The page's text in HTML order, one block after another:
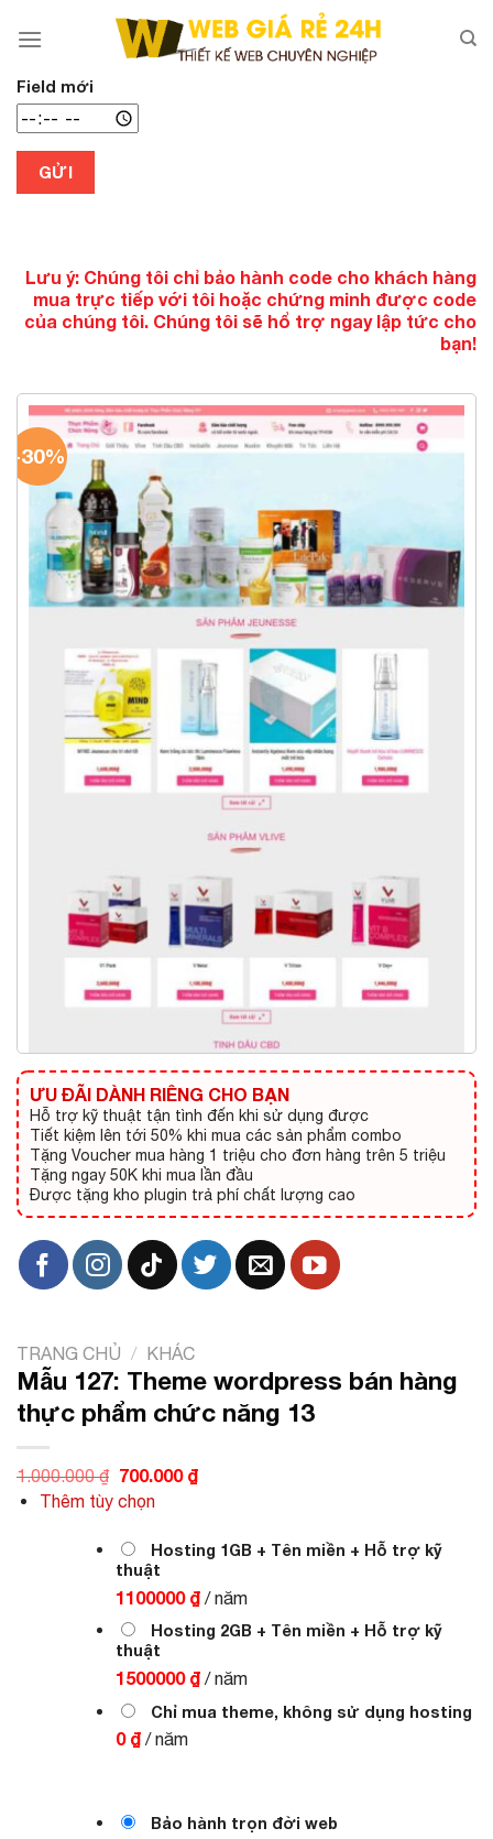
đến
nội
dung
Field mới
GỬI
Lưu ý: Chúng tôi chỉ bảo hành code cho khách hàng
mua trực tiếp với tôi hoặc chứng minh được code
của chúng tôi. Chúng tôi sẽ hổ trợ ngay lập tức cho
bạn!
-30%
ƯU ĐÃI DÀNH RIÊNG CHO BẠN
Hỗ trợ kỹ thuật tận tình đến khi sử dụng được
Tiết kiệm lên tới 50% khi mua các sản phẩm combo
Tặng Voucher mua hàng 1 triệu cho đơn hàng trên 5 triệu
Tặng ngay 50K khi mua lần đầu
Được tặng kho plugin trả phí chất lượng cao
TRANG CHỦ / KHÁC
Mẫu 127: Theme wordpress bán hàng
thực phẩm chức năng 13
1.000.000₫ Giá
gốc
là:
700.000 ₫Giá
700.000 ₫.
Thêm tùy chọn
Hosting 1GB + Tên miền + Hỗ trợ kỹ
thuật
1100000 ₫ / năm
Hosting 2GB + Tên miền + Hỗ trợ kỹ
thuật
1500000 ₫ / năm
Chỉ mua theme, không sử dụng hosting
0 ₫ / năm
Bảo hành trọn đời web